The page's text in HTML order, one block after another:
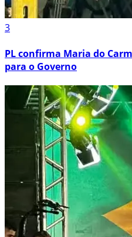
3
PL confirma Maria do
para o Governo